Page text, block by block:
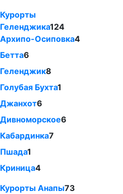
Курорты
Геленджика124
Архипо-Осиповка4
Бетта6
Геленджик8
Голубая Бухта1
Джанхот6
Дивноморское6
Кабардинка7
Пшада1
Криница4
Курорты Анапы73